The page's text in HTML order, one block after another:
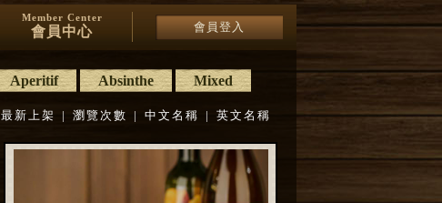
Member Center
會員中心 會員登入
Aperitif Absinthe Mixed
最新上架 | 瀏覽次數 | 中文名稱 | 英文名稱